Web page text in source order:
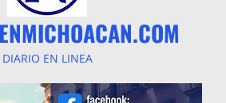
DIARIO EN LINEA